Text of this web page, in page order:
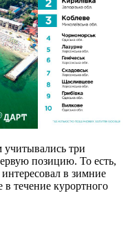
учитывались три
позицию. То есть,
в зимние
течение курортного